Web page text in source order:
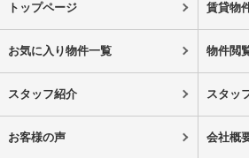
トップページ 賃貸物
お気に入り物件一覧 物件閲
スタッフ紹介 スタッ
お客様の声 会社概